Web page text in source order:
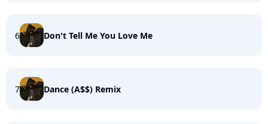
6 Don't Tell Me You Love Me
7 Dance (A$$) Remix